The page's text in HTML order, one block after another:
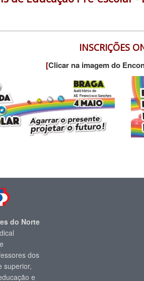
INSCRIÇÕES
[Clicar na imagem do
do Norte
dos
superior,
e